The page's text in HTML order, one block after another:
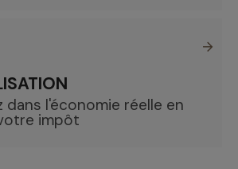
dans l'économie réelle en
impôt